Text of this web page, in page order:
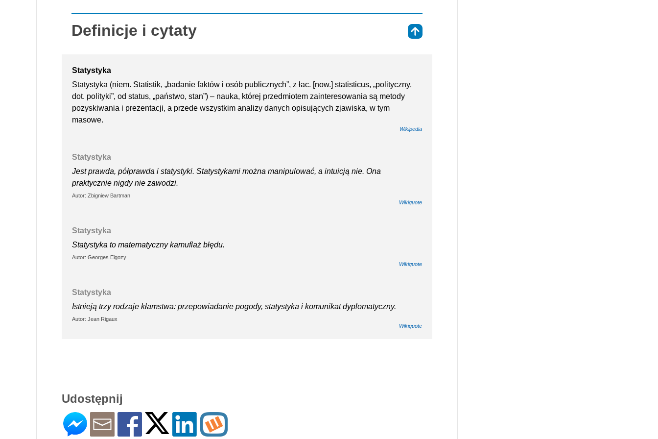
Definicje i cytaty
Statystyka
Statystyka (niem. Statistik, „badanie faktów i osób publicznych”, z łac. [now.] statisticus, „polityczny,
dot. polityki”, od status, „państwo, stan”) – nauka, której przedmiotem zainteresowania są metody
pozyskiwania i prezentacji, a przede wszystkim analizy danych opisujących zjawiska, w tym
masowe.
Wikipedia
Statystyka
Jest prawda, półprawda i statystyki. Statystykami można manipulować, a intuicją nie. Ona
praktycznie nigdy nie zawodzi.
Autor: Zbigniew Bartman
Wikiquote
Statystyka
Statystyka to matematyczny kamuflaż błędu.
Autor: Georges Elgozy
Wikiquote
Statystyka
Istnieją trzy rodzaje kłamstwa: przepowiadanie pogody, statystyka i komunikat dyplomatyczny.
Autor: Jean Rigaux
Wikiquote
Udostępnij